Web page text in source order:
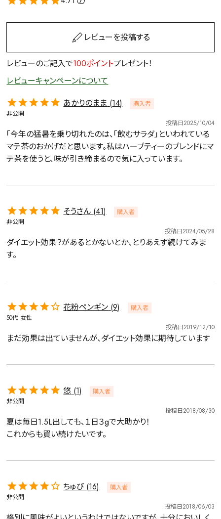
レビューを投稿する
レビューのご記入で100ポイントプレゼント！
レビューキャンペーンについて
あかりのまま 14
購入者
非公開
投稿日2025/10/04
「今年の猛暑を乗り切れたのは、「飲むサラダ」といわれている
マテ茶のおかげだと思います。私はハーブティーのブレンドにマ
テ茶を使うと、味が引き締まるので気に入っています。
そうさん 41
購入者
非公開
投稿日2024/05/28
ダイエット効果？があるとかないとか、とりあえず続けてみま
す。
花粉ペンギン 9
購入者
50代 女性
投稿日2019/12/10
まだ効果は出ていませんが、ダイエット効果に期待しています
悠 1
購入者
非公開
投稿日2018/08/30
夏は毎日1.5L出しても、１日３gで大助かり！
これからも買い続けたいです。
ちゅび 16
購入者
非公開
投稿日2018/06/03